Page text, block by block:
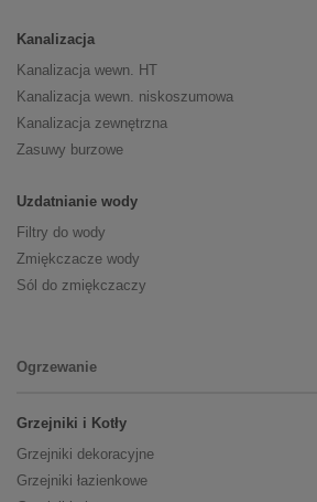
Kanalizacja
Kanalizacja wewn. HT
Kanalizacja wewn. niskoszumowa
Kanalizacja zewnętrzna
Zasuwy burzowe
Uzdatnianie wody
Filtry do wody
Zmiękczacze wody
Sól do zmiękczaczy
Ogrzewanie
Grzejniki i Kotły
Grzejniki dekoracyjne
Grzejniki łazienkowe